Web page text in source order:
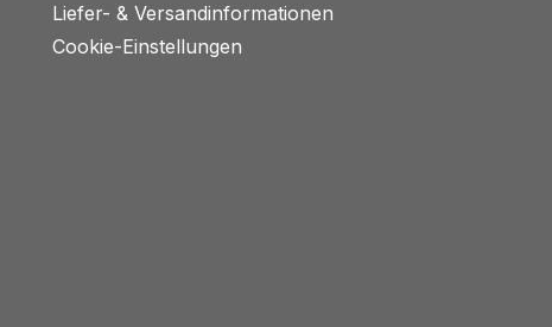
Liefer- & Versandinformationen
Cookie-Einstellungen